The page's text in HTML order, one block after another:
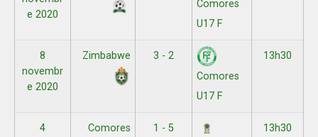
e 2020
Comores
U17 F
8
novembr
e 2020
Zimbabwe
3 - 2
Comores
U17 F
13h30
4
Comores
1 - 5
13h30